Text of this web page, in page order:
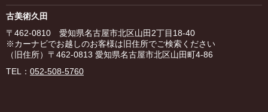
古美術久田
〒462-0810 愛知県名古屋市北区山田2丁目18-40
※カーナビでお越しのお客様は旧住所でご検索ください
（旧住所）〒462-0813 愛知県名古屋市北区山田町4-86
TEL： 052-508-5760